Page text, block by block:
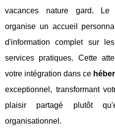
vacances nature gard. Le
organise un accueil
d'information complet sur
services pratiques. Cette
votre intégration dans ce
exceptionnel, transformant
plaisir partagé plutôt
organisationnel.